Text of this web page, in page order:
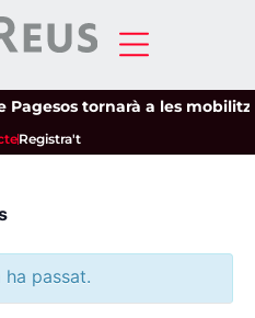
Pagesos tornarà a les
Registra't
passat.